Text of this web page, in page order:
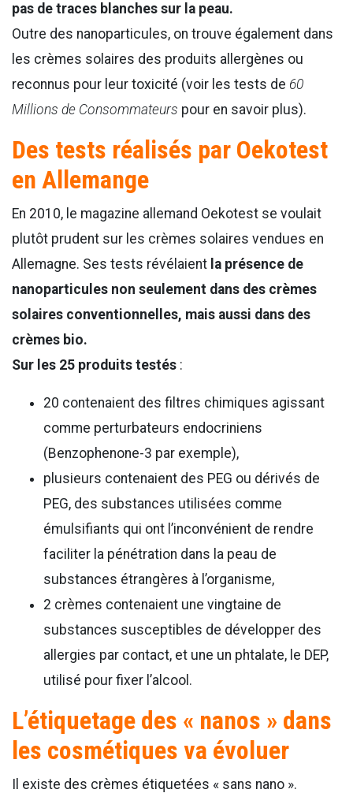
pas de traces blanches sur la peau.
Outre des nanoparticules, on trouve également dans
les crèmes solaires des produits allergènes ou
reconnus pour leur toxicité (voir les tests de 60
Millions de Consommateurs pour en savoir plus).
Des tests réalisés par Oekotest
en Allemange
En 2010, le magazine allemand Oekotest se voulait
plutôt prudent sur les crèmes solaires vendues en
Allemagne. Ses tests révélaient la présence de
nanoparticules non seulement dans des crèmes
solaires conventionnelles, mais aussi dans des
crèmes bio.
Sur les 25 produits testés :
20 contenaient des filtres chimiques agissant
comme perturbateurs endocriniens
(Benzophenone-3 par exemple),
plusieurs contenaient des PEG ou dérivés de
PEG, des substances utilisées comme
émulsifiants qui ont l’inconvénient de rendre
faciliter la pénétration dans la peau de
substances étrangères à l’organisme,
2 crèmes contenaient une vingtaine de
substances susceptibles de développer des
allergies par contact, et une un phtalate, le DEP,
utilisé pour fixer l’alcool.
L’étiquetage des « nanos » dans
les cosmétiques va évoluer
Il existe des crèmes étiquetées « sans nano ».